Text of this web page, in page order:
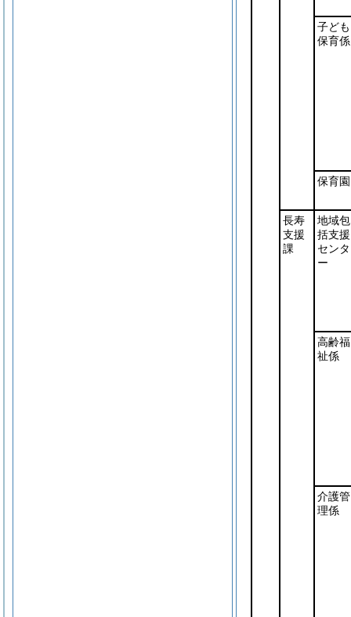
子ども
保育係
保育園
長寿
支援
課
地域包
括支援
センタ
ー
高齢福
祉係
介護管
理係